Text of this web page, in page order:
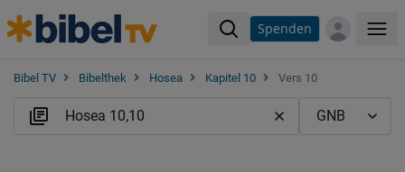
Spenden
Bibel TV Bibelthek Hosea Kapitel 10 Vers 10